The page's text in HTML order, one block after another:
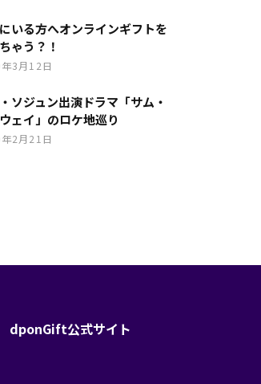
いる方へオンラインギフトを
ゃう？！
3月12日
ソジュン出演ドラマ「サム・
ェイ」のロケ地巡り
2月21日
dponGift公式サイト